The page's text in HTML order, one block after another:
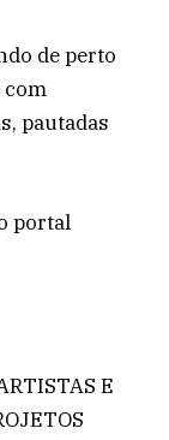
de perto
com
pautadas
portal
E